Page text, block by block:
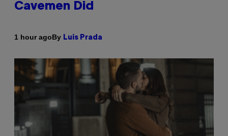
Cavemen Did
1 hour agoBy Luis Prada